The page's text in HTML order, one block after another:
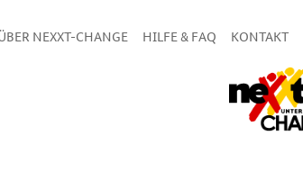
NEXXT-CHANGE HILFE & FAQ KONTAKT